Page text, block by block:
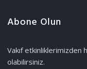
Abone Olun
Vakıf etkinliklerimizden
olabilirsiniz.